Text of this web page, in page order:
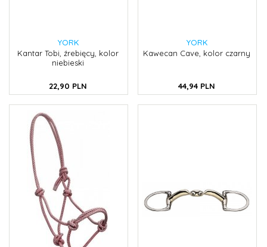
YORK
Kantar Tobi, źrebięcy, kolor
niebieski
22,90 PLN
YORK
Kawecan Cave, kolor czarny
44,94 PLN